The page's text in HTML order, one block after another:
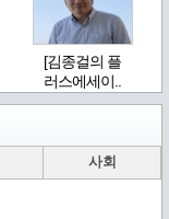
[김종걸의 플
러스에세이..
사회